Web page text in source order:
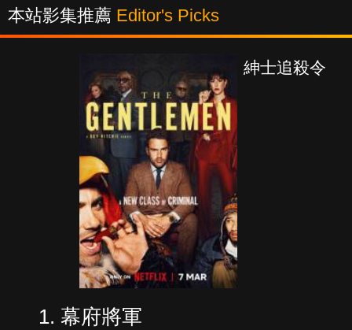
本站影集推薦 Editor's Picks
紳士追殺令
幕府將軍